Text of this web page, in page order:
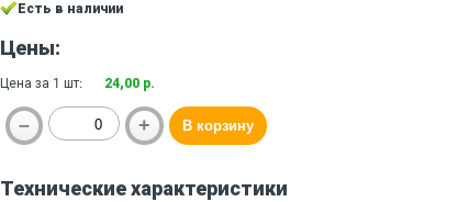
Есть в наличии
Цены:
Цена за 1 шт: 24,00 р.
Технические характеристики